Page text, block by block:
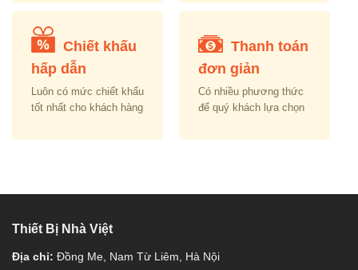
Chiết khấu
hấp dẫn
Luôn có mức chiết khấu
tốt nhất cho khách hàng
Thanh toán
đơn giản
Có nhiều phương thức
để quý khách lựa chọn
Thiết Bị Nhà Việt
Địa chỉ: Đồng Me, Nam Từ Liêm, Hà Nội